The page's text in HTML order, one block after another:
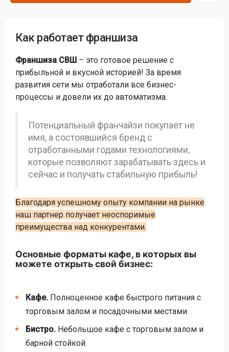
Как работает франшиза
Франшиза СВШ – это готовое решение с
прибыльной и вкусной историей! За время
развития сети мы отработали все бизнес-
процессы и довели их до автоматизма.
Потенциальный франчайзи покупает не
имя, а состоявшийся бренд с
отработанными годами технологиями,
которые позволяют зарабатывать здесь и
сейчас и получать стабильную прибыль!
Благодаря успешному опыту компании на рынке
наш партнер получает неоспоримые
преимущества над конкурентами.
Основные форматы кафе, в которых вы
можете открыть свой бизнес:
Кафе. Полноценное кафе быстрого питания с
торговым залом и посадочными местами.
Бистро. Небольшое кафе с торговым залом и
барной стойкой.